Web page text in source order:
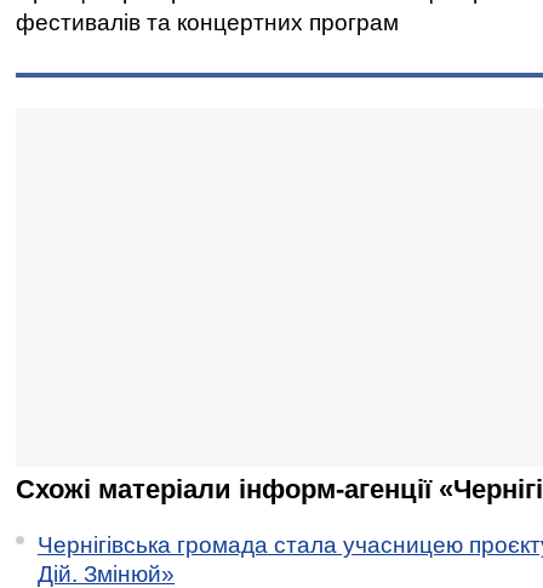
фестивалів та концертних програм
Схожі матеріали інформ-агенції
Чернігівська громада стала учасницею
Дій. Змінюй»